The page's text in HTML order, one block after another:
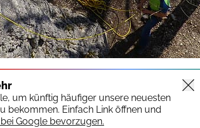
um künftig häufiger unsere neuesten
bekommen. Einfach Link öffnen und
Google bevorzugen.